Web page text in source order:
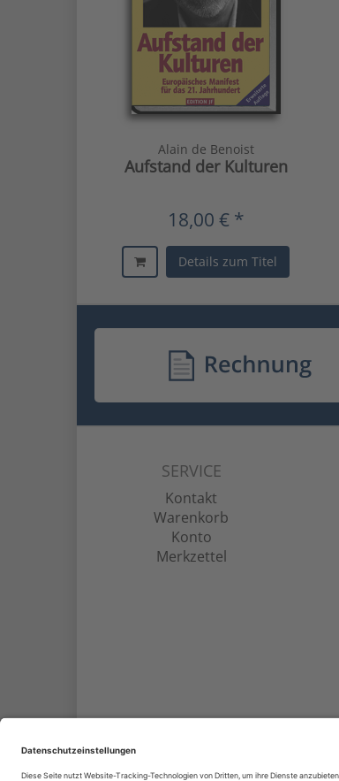
Alain de Benoist
Aufstand der Kulturen
18,00 € *
Details zum Titel
SERVICE
Kontakt
Warenkorb
Konto
Merkzettel